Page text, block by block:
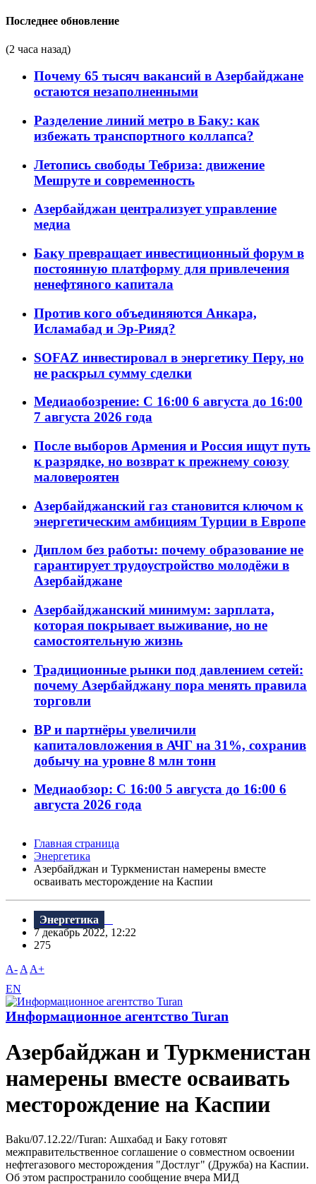
Последнее обновление
(2 часа назад)
Почему 65 тысяч вакансий в Азербайджане
остаются незаполненными
Разделение линий метро в Баку: как
избежать транспортного коллапса?
Летопись свободы Тебриза: движение
Мешруте и современность
Азербайджан централизует управление
медиа
Баку превращает инвестиционный форум в
постоянную платформу для привлечения
ненефтяного капитала
Против кого объединяются Анкара,
Исламабад и Эр-Рияд?
SOFAZ инвестировал в энергетику Перу, но
не раскрыл сумму сделки
Медиаобозрение: С 16:00 6 августа до 16:00
7 августа 2026 года
После выборов Армения и Россия ищут путь
к разрядке, но возврат к прежнему союзу
маловероятен
Азербайджанский газ становится ключом к
энергетическим амбициям Турции в Европе
Диплом без работы: почему образование не
гарантирует трудоустройство молодёжи в
Азербайджане
Азербайджанский минимум: зарплата,
которая покрывает выживание, но не
самостоятельную жизнь
Традиционные рынки под давлением сетей:
почему Азербайджану пора менять правила
торговли
BP и партнёры увеличили
капиталовложения в АЧГ на 31%, сохранив
добычу на уровне 8 млн тонн
Медиаобзор: С 16:00 5 августа до 16:00 6
августа 2026 года
Главная страница
Энергетика
Азербайджан и Туркменистан намерены вместе
осваивать месторождение на Каспии
Энергетика
7 декабрь 2022, 12:22
275
A- A A+
EN
Информационное агентство Turan
Азербайджан и Туркменистан
намерены вместе осваивать
месторождение на Каспии
Baku/07.12.22//Turan: Ашхабад и Баку готовят
межправительственное соглашение о совместном освоении
нефтегазового месторождения "Достлуг" (Дружба) на Каспии.
Об этом распространило сообщение вчера МИД